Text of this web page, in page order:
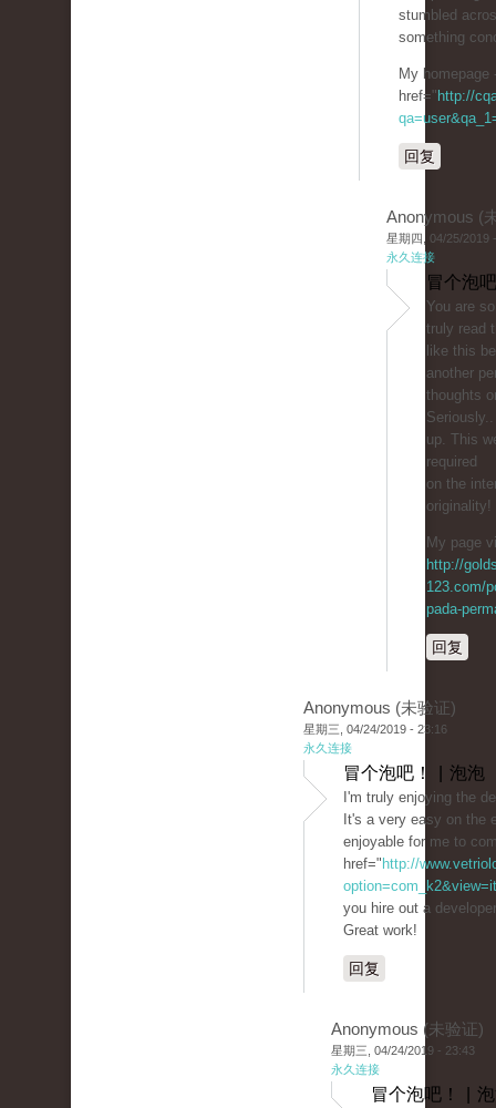
stumbled
something
My homepage
href=" http://
回复
Anonymous (
星期四, 04/25/2019
永久连接
冒个泡
You are
truly read
like this
another
thoughts
up. This
required
on the
originality!
My page
http://
123.com/
pada-
回复
Anonymous (未验证)
星期三, 04/24/2019 - 23:16
永久连接
冒个泡吧！ | 泡泡
I'm truly enjoying the
It's a very easy on the
enjoyable for me to
href=" http://
you hire out a
Great work!
回复
Anonymous (未验证)
星期三, 04/24/2019 - 23:43
永久连接
冒个泡吧！ |